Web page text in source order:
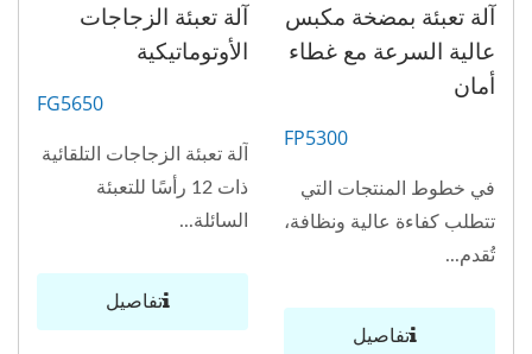
آلة تعبئة بمضخة مكبس
عالية السرعة مع غطاء
أمان
FP5300
في خطوط المنتجات التي
تتطلب كفاءة عالية ونظافة،
تُقدم...
تفاصيل
آلة تعبئة الزجاجات
الأوتوماتيكية
FG5650
آلة تعبئة الزجاجات التلقائية
ذات 12 رأسًا للتعبئة
السائلة...
تفاصيل